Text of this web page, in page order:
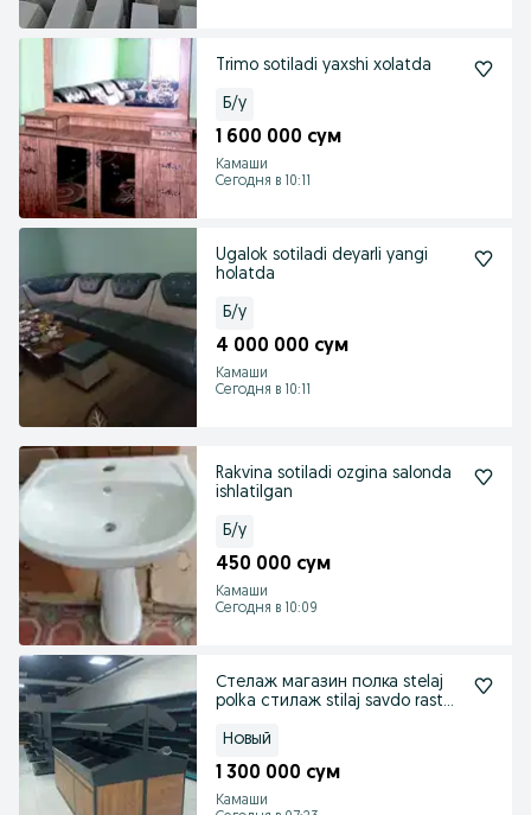
Trimo sotiladi yaxshi xolatda
Б/у
1 600 000 сум
Камаши
Сегодня в 10:11
Ugalok sotiladi deyarli yangi
holatda
Б/у
4 000 000 сум
Камаши
Сегодня в 10:11
Rakvina sotiladi ozgina salonda
ishlatilgan
Б/у
450 000 сум
Камаши
Сегодня в 10:09
Стелаж магазин полка stelaj
polka стилаж stilaj savdo rasta
Новый
1 300 000 сум
Камаши